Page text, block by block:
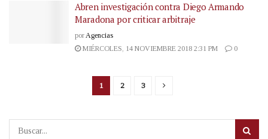
Abren investigación contra Diego Armando
Maradona por criticar arbitraje
porAgencias
MIÉRCOLES, 14 NOVIEMBRE 2018 2:31 PM
0
1 2 3